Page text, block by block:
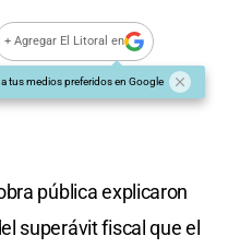
+ Agregar El Litoral en
tus medios preferidos en Google
pública explicaron
superávit fiscal que el